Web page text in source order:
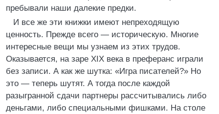
пребывали наши далекие предки.
И все же эти книжки имеют непреходящую
ценность. Прежде всего — историческую. Многие
интересные вещи мы узнаем из этих трудов.
Оказывается, на заре XIX века в преферанс играли
без записи. А как же шутка: «Игра писателей?» Но
это — теперь шутят. А тогда после каждой
разыгранной сдачи партнеры рассчитывались либо
деньгами, либо специальными фишками. На столе